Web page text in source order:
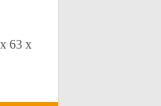
63 x